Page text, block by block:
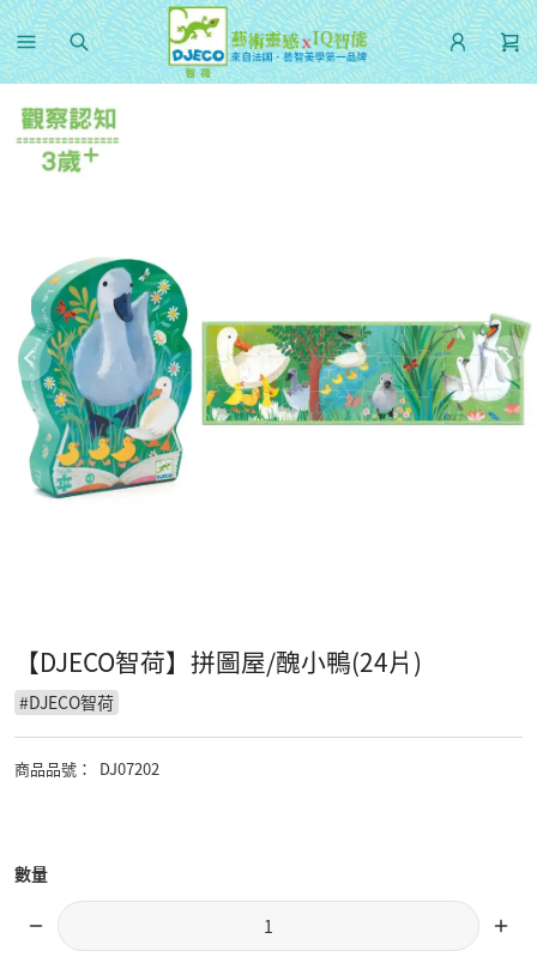
【DJECO智荷】拼圖屋/醜小鴨(24片)
#DJECO智荷
商品品號 ： DJ07202
數量